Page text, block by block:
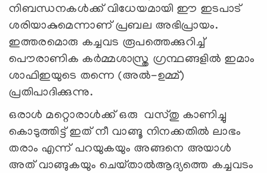
നിബന്ധനകള്‍ക്ക് വിധേയമായി ഈ ഇടപാട്
ശരിയാകുമെന്നാണ് പ്രബല അഭിപ്രായം.
ഇത്തരമൊരു കച്ചവട രൂപത്തെക്കുറിച്ച്
പൌരാണിക കര്‍മ്മശാസ്ത്ര ഗ്രന്ഥങ്ങളില്‍ ഇമാം
ശാഫിഇയുടെ തന്നെ (അല്‍-ഉമ്മ്)
പ്രതിപാദിക്കുന്നു.
ഒരാള്‍ മറ്റൊരാള്‍ക്ക് ഒരു വസ്തു കാണിച്ചു
കൊടുത്തിട്ട് ഇത് നീ വാങ്ങൂ നിനക്കതില്‍ ലാഭം
തരാം എന്ന് പറയുകയും അങ്ങനെ അയാള്‍
അത് വാങ്ങുകയും ചെയ്‌താല്‍ആദ്യത്തെ കച്ചവടം